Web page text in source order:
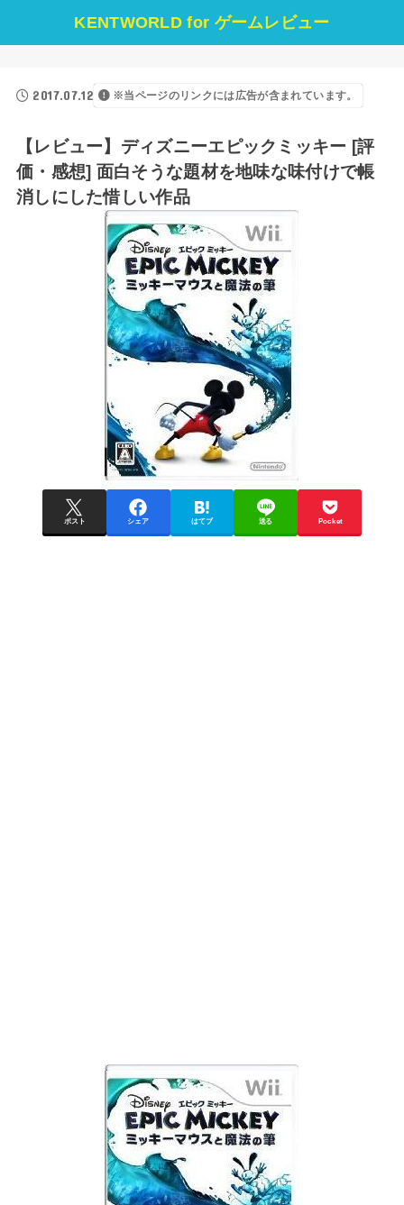
KENTWORLD for ゲームレビュー
2017.07.12 ※当ページのリンクには広告が含まれています。
【レビュー】ディズニーエピックミッキー [評
価・感想] 面白そうな題材を地味な味付けで帳
消しにした惜しい作品
ポスト シェア はてブ 送る Pocket